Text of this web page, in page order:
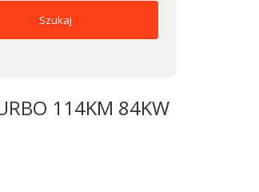
Szukaj
114KM 84KW